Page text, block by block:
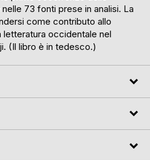
73 fonti prese in analisi. La
come contributo allo
occidentale nel
(Il libro è in tedesco.)